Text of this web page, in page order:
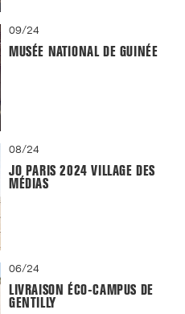
09/24
MUSÉE NATIONAL DE GUINÉE
08/24
JO PARIS 2024 VILLAGE DES
MÉDIAS
06/24
LIVRAISON ÉCO-CAMPUS DE
GENTILLY